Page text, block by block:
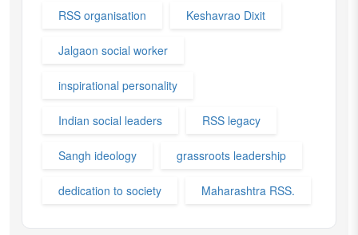
RSS organisation Keshavrao Dixit
Jalgaon social worker
inspirational personality
Indian social leaders RSS legacy
Sangh ideology grassroots leadership
dedication to society Maharashtra RSS.